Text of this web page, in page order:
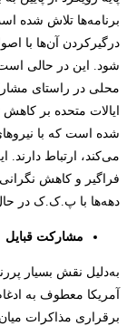
برنامه‌ها تلاش شده
درگیرکردن آن‌ها با
شود. این در حالی است
محلی در راستای
ایالات متحده بر
شده است که با
می‌کند، ارتباط
فراگیر و کاهش
دهه‌ها با پ.ک.ک در
مشارکت قبایل
به‌دلیل نقش بسیار
آمریکا معطوف به
برقراری مذاکرات